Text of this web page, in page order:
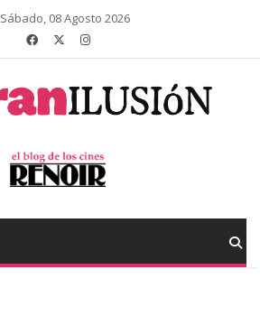
Sábado, 08 Agosto 2026